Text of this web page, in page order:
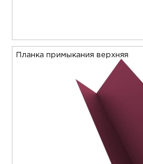
Планка примыкания верхняя